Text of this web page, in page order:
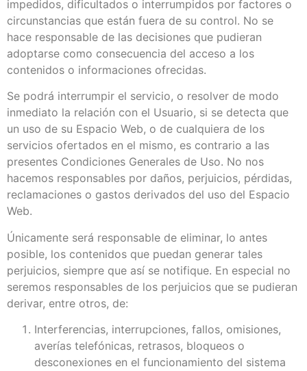
impedidos, dificultados o interrumpidos por factores o
circunstancias que están fuera de su control. No se
hace responsable de las decisiones que pudieran
adoptarse como consecuencia del acceso a los
contenidos o informaciones ofrecidas.
Se podrá interrumpir el servicio, o resolver de modo
inmediato la relación con el Usuario, si se detecta que
un uso de su Espacio Web, o de cualquiera de los
servicios ofertados en el mismo, es contrario a las
presentes Condiciones Generales de Uso. No nos
hacemos responsables por daños, perjuicios, pérdidas,
reclamaciones o gastos derivados del uso del Espacio
Web.
Únicamente será responsable de eliminar, lo antes
posible, los contenidos que puedan generar tales
perjuicios, siempre que así se notifique. En especial no
seremos responsables de los perjuicios que se pudieran
derivar, entre otros, de:
Interferencias, interrupciones, fallos, omisiones,
averías telefónicas, retrasos, bloqueos o
desconexiones en el funcionamiento del sistema